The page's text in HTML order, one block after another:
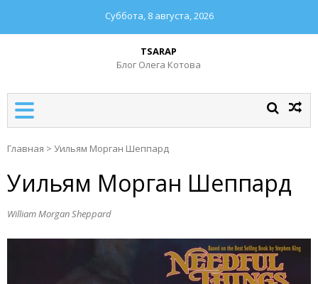
Суббота, 8 августа, 2026
TSARAP
Блог Олега Котова
Главная > Уильям Морган Шеппард
Уильям Морган Шеппард
William Morgan Sheppard